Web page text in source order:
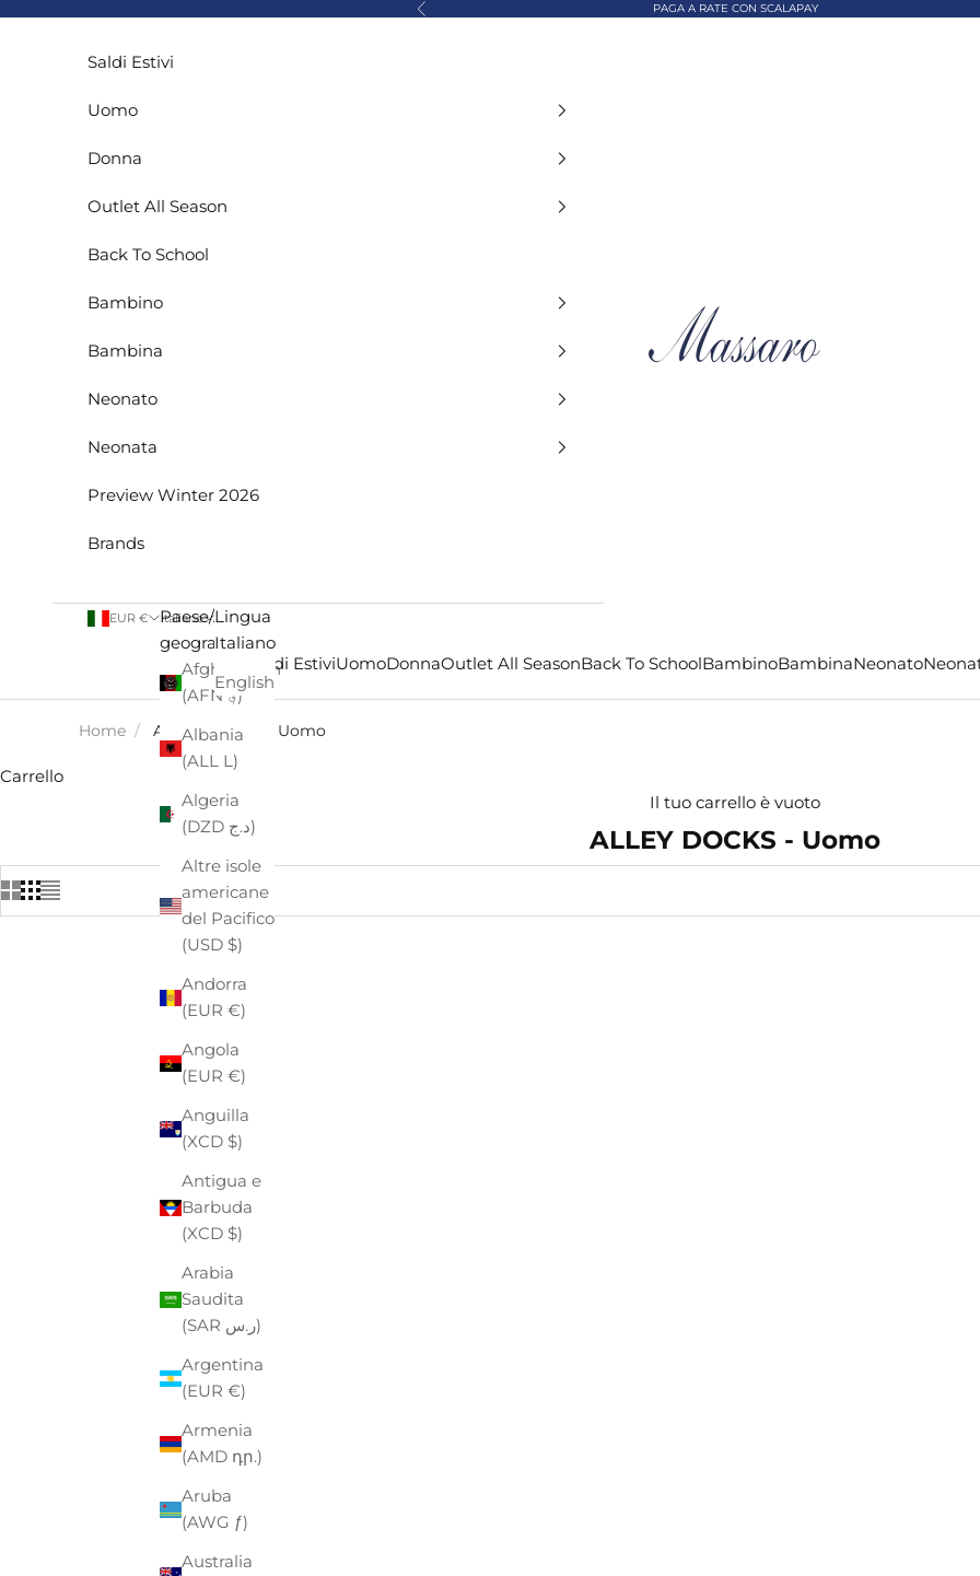
Precedente PAGA A RATE CON SCALAPAY
MASSARO ABBIGLIAMENTO
Saldi EstiviUomoDonnaOutlet All SeasonBack To SchoolBambinoBambinaNeonato
Saldi Estivi
Uomo
Donna
Outlet All Season
Back To School
Bambino
Bambina
Neonato
Neonata
Preview Winter 2026
Brands
EUR €
Paese/Area
geografica
Afghanistan
(AFN ؋)
Albania
(ALL L)
Algeria
(DZD د.ج)
Altre isole
americane
del Pacifico
(USD $)
Andorra
(EUR €)
Angola
(EUR €)
Anguilla
(XCD $)
Antigua e
Barbuda
(XCD $)
Arabia
Saudita
(SAR ر.س)
Argentina
(EUR €)
Armenia
(AMD դր.)
Aruba
(AWG ƒ)
Australia
Italiano
Lingua
Italiano
English
Home / ALLEY DOCKS - Uomo
Carrello
Il tuo carrello è vuoto
ALLEY DOCKS - Uomo
ALLEY DOCKS
CAMICIA UOMO
PREZZO
€79,00-41%PREZZO SCONTATO
€47,00